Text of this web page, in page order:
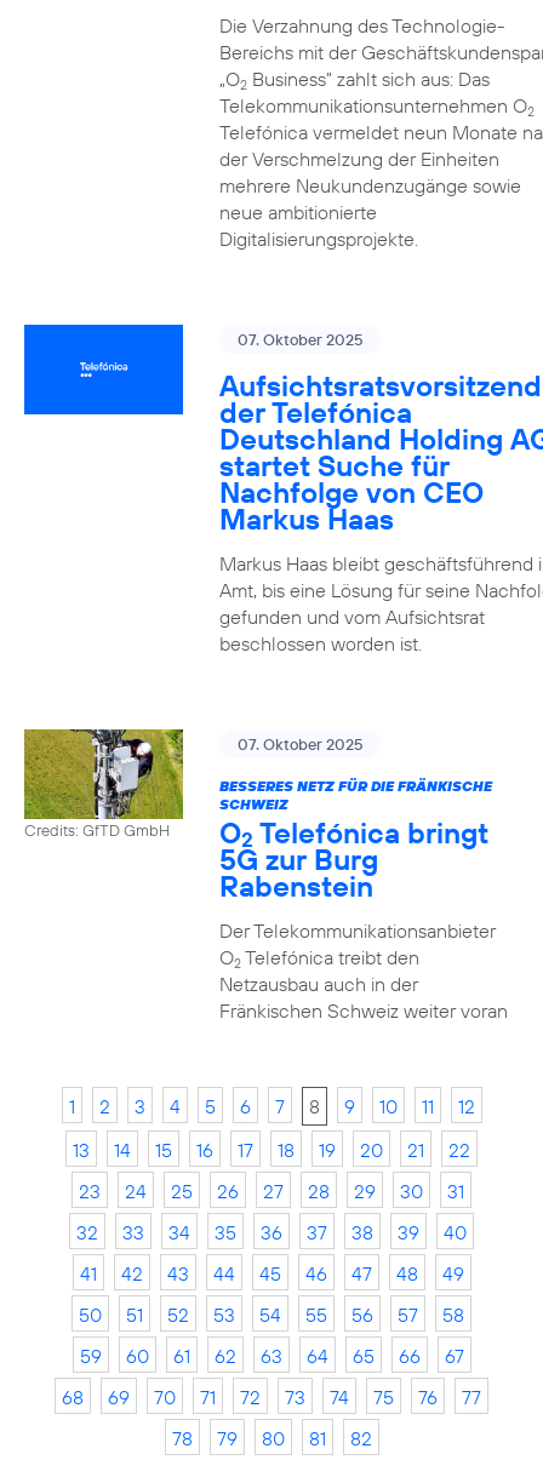
Die Verzahnung des Technologie-
Bereichs mit der
„O2Business” zahlt sich aus: Das
Telekommunikationsunternehmen O2
Telefónica vermeldet neun Monate
der Verschmelzung der Einheiten
mehrere Neukundenzugänge sowie
neue ambitionierte
Digitalisierungsprojekte.
07. Oktober 2025
der Telefónica
Deutschland Holding
startet Suche für
Nachfolge von CEO
Markus Haas
Markus Haas bleibt geschäftsführend
Amt, bis eine Lösung für seine
gefunden und vom Aufsichtsrat
beschlossen worden ist.
Credits: GfTD GmbH
07. Oktober 2025
BESSERES NETZ FÜR DIE FRÄNKISCHE
SCHWEIZ
O2 Telefónica bringt
5G zur Burg
Rabenstein
Der Telekommunikationsanbieter
O2Telefónica treibt den
Netzausbau auch in der
Fränkischen Schweiz weiter voran
1 2 3 4 5 6 7 8 9 10 11
12
13
14 15 16 17 18 19 20 21
22
23
24 25 26 27 28 29 30
31
32
33 34 35 36 37 38 39
40
41
42 43 44 45 46 47 48
49
50
51 52 53 54 55 56 57
58
59
60 61 62 63 64 65 66
67
68
69 70 71 72 73 74 75 76
77
78
79 80 81 82